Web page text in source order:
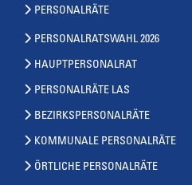
PERSONALRÄTE
PERSONALRATSWAHL 2026
HAUPTPERSONALRAT
PERSONALRÄTE LAS
BEZIRKSPERSONALRÄTE
KOMMUNALE PERSONALRÄTE
ÖRTLICHE PERSONALRÄTE